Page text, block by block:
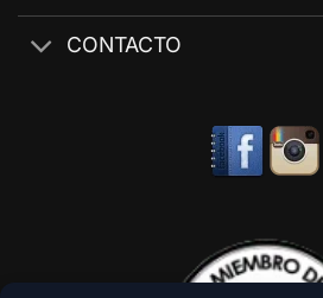
CONTACTO